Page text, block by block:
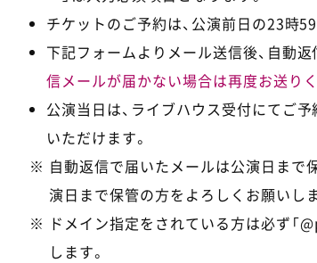
チケットのご予約は、公演前日の23時
下記フォームよりメール送信後、自動
信メールが届かない場合は再度お送りく
公演当日は、ライブハウス受付にてご
いただけます。
自動返信で届いたメールは公演日まで
演日まで保管の方をよろしくお願いしま
ドメイン指定をされている方は必ず「
します。